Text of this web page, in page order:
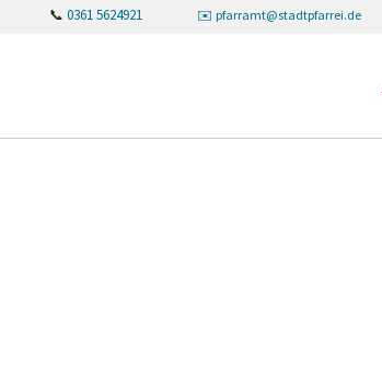
📞 0361 5624921 ✉️ pfarramt@stadtpfarrei.de